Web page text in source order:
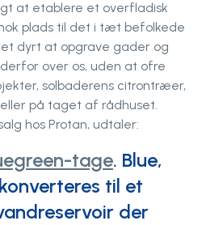
at etablere et overfladisk
plads til det i tæt befolkede
dyrt at opgrave gader og
over os, uden at ofre
solbaderens citrontræer,
på taget af rådhuset.
hos Protan, udtaler:
tage. Blue,
til et
der